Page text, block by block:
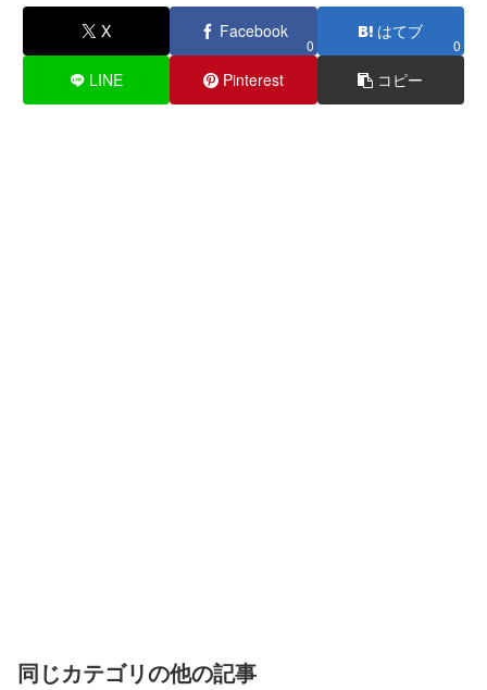
X Facebook
0
はてブ
0
LINE Pinterest コピー
同じカテゴリの他の記事